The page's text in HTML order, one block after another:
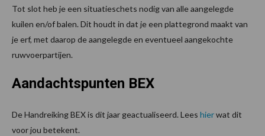
Tot slot heb je een situatieschets nodig van alle aangelegde
kuilen en/of balen. Dit houdt in dat je een plattegrond maakt van
je erf, met daarop de aangelegde en eventueel aangekochte
ruwvoerpartijen.
Aandachtspunten BEX
De Handreiking BEX is dit jaar geactualiseerd. Lees hierwat dit
voor jou betekent.